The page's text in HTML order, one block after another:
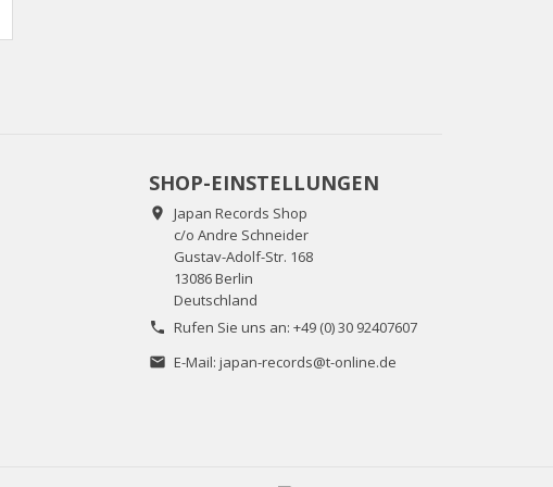
SHOP-EINSTELLUNGEN

Japan Records Shop
c/o Andre Schneider
Gustav-Adolf-Str. 168
13086 Berlin
Deutschland
 Rufen Sie uns an: +49 (0) 30 92407607
 E-Mail: japan-records@t-online.de